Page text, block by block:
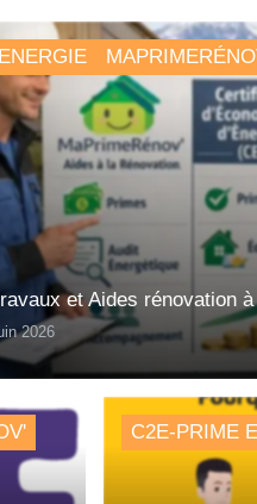
et Aides rénovation
2026
C2E-PRIME